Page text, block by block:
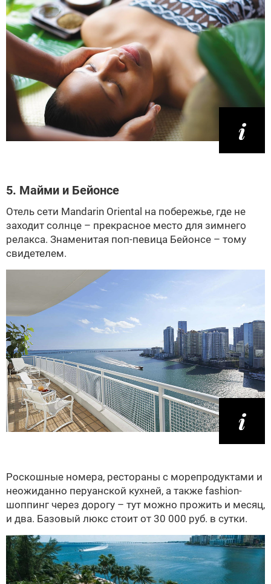
5. Майми и Бейонсе
Отель сети Mandarin Oriental на побережье, где не
заходит солнце – прекрасное место для зимнего
релакса. Знаменитая поп-певица Бейонсе – тому
свидетелем.
Роскошные номера, рестораны с морепродуктами и
неожиданно перуанской кухней, а также fashion-
шоппинг через дорогу – тут можно прожить и месяц,
и два. Базовый люкс стоит от 30 000 руб. в сутки.